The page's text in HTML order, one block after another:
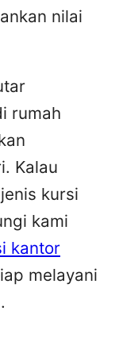
nilai
rumah
Kalau
kursi
kami
kantor
melayani